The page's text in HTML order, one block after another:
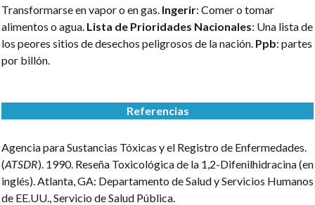
Transformarse en vapor o en gas. Ingerir: Comer o tomar
alimentos o agua. Lista de Prioridades Nacionales: Una lista de
los peores sitios de desechos peligrosos de la nación. Ppb: partes
por billón.
Referencias
Agencia para Sustancias Tóxicas y el Registro de Enfermedades.
(ATSDR). 1990. Reseña Toxicológica de la 1,2-Difenilhidracina (en
inglés). Atlanta, GA: Departamento de Salud y Servicios Humanos
de EE.UU., Servicio de Salud Pública.